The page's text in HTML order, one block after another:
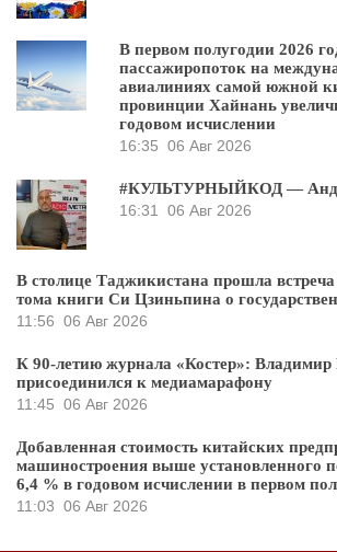
В первом полугодии 2026
пассажиропоток на
авиалиниях самой южной
провинции Хайнань
годовом исчислении
16:35 06 Авг 2026
#КУЛЬТУРНЫЙКОД —
16:31
06 Авг 2026
В столице Таджикистана прошла встреча
тома книги Си Цзиньпина о
11:56 06 Авг 2026
К 90-летию журнала «Костер»: Владимир
присоединился к медиамарафону
11:45 06 Авг 2026
Добавленная стоимость китайских
машиностроения выше установленного
6,4 % в годовом исчислении в первом
11:03 06 Авг 2026